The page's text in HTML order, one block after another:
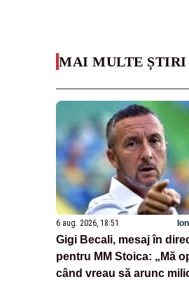
MAI MULTE
6 aug. 2026, 18:51
Gigi Becali, mesaj în
pentru MM Stoica: „Mă
când vreau să arunc